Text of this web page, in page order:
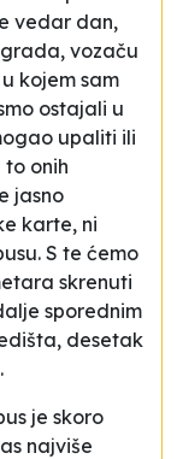
vedar dan,
vozaču
kojem sam
ostajali u
upaliti ili
onih
jasno
karte, ni
S te ćemo
skrenuti
sporednim
desetak
je skoro
najviše